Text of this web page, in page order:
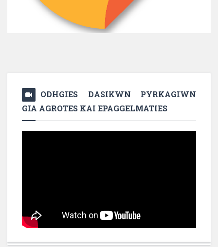
ODHGIES DASIKWN PYRKAGIWN
GIA AGROTES KAI EPAGGELMATIES